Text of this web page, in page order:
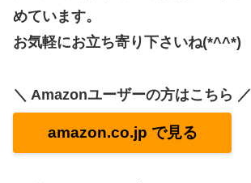
めています。
お気軽にお立ち寄り下さいね(*^^*)
＼ Amazonユーザーの方はこちら ／
amazon.co.jp で見る